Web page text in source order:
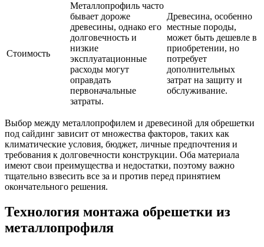
Стоимость
Металлопрофиль часто
бывает дороже
древесины, однако его
долговечность и
низкие
эксплуатационные
расходы могут
оправдать
первоначальные
затраты.
Древесина, особенно
местные породы,
может быть дешевле в
приобретении, но
потребует
дополнительных
затрат на защиту и
обслуживание.
Выбор между металлопрофилем и древесиной для обрешетки
под сайдинг зависит от множества факторов, таких как
климатические условия, бюджет, личные предпочтения и
требования к долговечности конструкции. Оба материала
имеют свои преимущества и недостатки, поэтому важно
тщательно взвесить все за и против перед принятием
окончательного решения.
Технология монтажа обрешетки из
металлопрофиля